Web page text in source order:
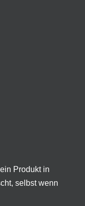
Produkt in
selbst wenn